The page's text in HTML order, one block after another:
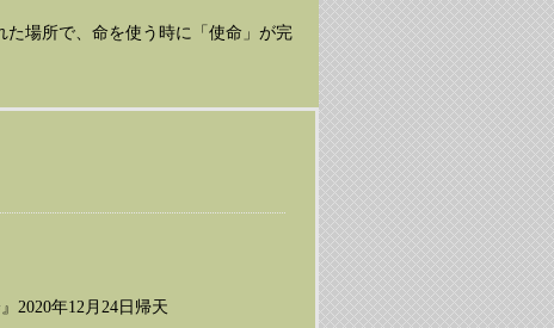
場所で、命を使う時に「使命」が完
2020年12月24日帰天